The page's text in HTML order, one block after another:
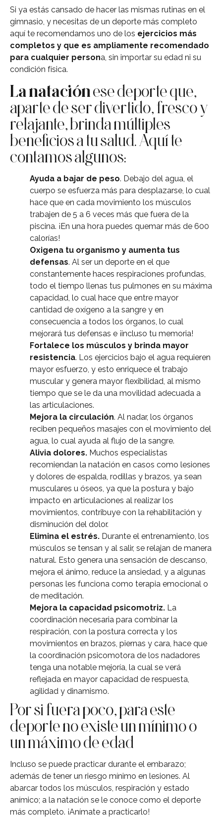
Si ya estás cansado de hacer las mismas rutinas en el
gimnasio, y necesitas de un deporte más completo
aquí te recomendamos uno de los ejercicios más
completos y que es ampliamente recomendado
para cualquier persona, sin importar su edad ni su
condición física.
La nataciónese deporte que,
aparte de ser divertido, fresco y
relajante, brinda múltiples
beneficios a tu salud. Aquí te
contamos algunos:
Ayuda a bajar de peso. Debajo del agua, el
cuerpo se esfuerza más para desplazarse, lo cual
hace que en cada movimiento los músculos
trabajen de 5 a 6 veces más que fuera de la
piscina. ¡En una hora puedes quemar más de 600
calorías!
Oxigena tu organismo y aumenta tus
defensas. Al ser un deporte en el que
constantemente haces respiraciones profundas,
todo el tiempo llenas tus pulmones en su máxima
capacidad, lo cual hace que entre mayor
cantidad de oxígeno a la sangre y en
consecuencia a todos los órganos, lo cual
mejorará tus defensas e ¡incluso tu memoria!
Fortalece los músculos y brinda mayor
resistencia. Los ejercicios bajo el agua requieren
mayor esfuerzo, y esto enriquece el trabajo
muscular y genera mayor flexibilidad, al mismo
tiempo que se le da una movilidad adecuada a
las articulaciones.
Mejora la circulación. Al nadar, los órganos
reciben pequeños masajes con el movimiento del
agua, lo cual ayuda al flujo de la sangre.
Alivia dolores. Muchos especialistas
recomiendan la natación en casos como lesiones
y dolores de espalda, rodillas y brazos, ya sean
musculares u óseos, ya que la postura y bajo
impacto en articulaciones al realizar los
movimientos, contribuye con la rehabilitación y
disminución del dolor.
Elimina el estrés. Durante el entrenamiento, los
músculos se tensan y al salir, se relajan de manera
natural. Esto genera una sensación de descanso,
mejora el ánimo, reduce la ansiedad, y a algunas
personas les funciona como terapia emocional o
de meditación.
Mejora la capacidad psicomotriz. La
coordinación necesaria para combinar la
respiración, con la postura correcta y los
movimientos en brazos, piernas y cara, hace que
la coordinación psicomotora de los nadadores
tenga una notable mejoría, la cual se verá
reflejada en mayor capacidad de respuesta,
agilidad y dinamismo.
Por si fuera poco, para este
deporte no existe un mínimo o
un máximo de edad
Incluso se puede practicar durante el embarazo;
además de tener un riesgo mínimo en lesiones. Al
abarcar todos los músculos, respiración y estado
anímico; a la natación se le conoce como el deporte
más completo. ¡Anímate a practicarlo!